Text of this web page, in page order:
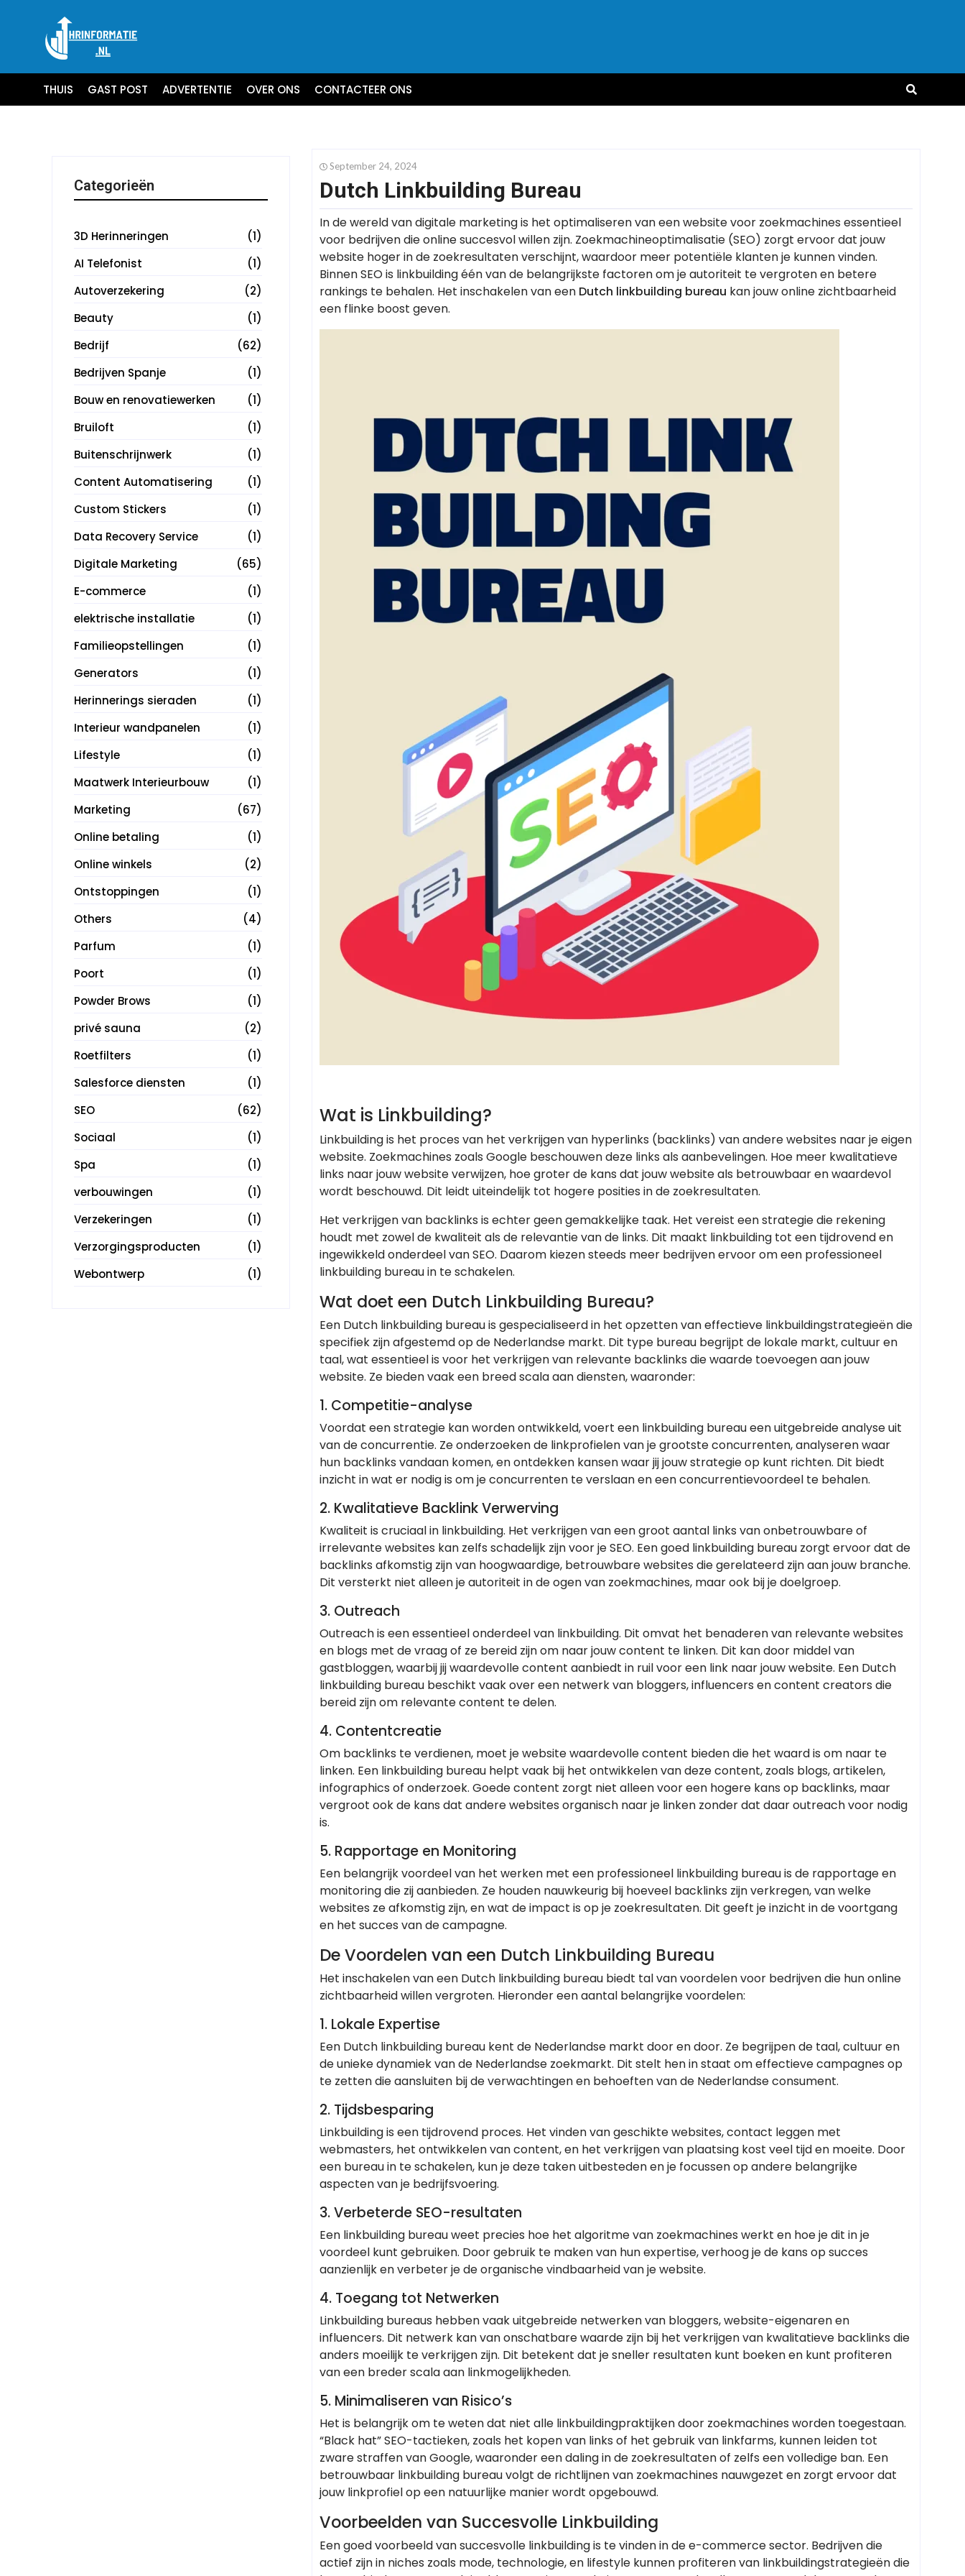
THUIS GAST POST ADVERTENTIE OVER ONS CONTACTEER ONS
Categorieën
3D Herinneringen
(1)
AI Telefonist
(1)
Autoverzekering
(2)
Beauty
(1)
Bedrijf
(62)
Bedrijven Spanje
(1)
Bouw en renovatiewerken
(1)
Bruiloft
(1)
Buitenschrijnwerk
(1)
Content Automatisering
(1)
Custom Stickers
(1)
Data Recovery Service
(1)
Digitale Marketing
(65)
E-commerce
(1)
elektrische installatie
(1)
Familieopstellingen
(1)
Generators
(1)
Herinnerings sieraden
(1)
Interieur wandpanelen
(1)
Lifestyle
(1)
Maatwerk Interieurbouw
(1)
Marketing
(67)
Online betaling
(1)
Online winkels
(2)
Ontstoppingen
(1)
Others
(4)
Parfum
(1)
Poort
(1)
Powder Brows
(1)
privé sauna
(2)
Roetfilters
(1)
Salesforce diensten
(1)
SEO
(62)
Sociaal
(1)
Spa
(1)
verbouwingen
(1)
Verzekeringen
(1)
Verzorgingsproducten
(1)
Webontwerp
(1)
September 24, 2024
Dutch Linkbuilding Bureau
In de wereld van digitale marketing is het optimaliseren van een website voor zoekmachines essentieel
voor bedrijven die online succesvol willen zijn. Zoekmachineoptimalisatie (SEO) zorgt ervoor dat jouw
website hoger in de zoekresultaten verschijnt, waardoor meer potentiële klanten je kunnen vinden.
Binnen SEO is linkbuilding één van de belangrijkste factoren om je autoriteit te vergroten en betere
rankings te behalen. Het inschakelen van een Dutch linkbuilding bureau kan jouw online zichtbaarheid
een flinke boost geven.
Wat is Linkbuilding?
Linkbuilding is het proces van het verkrijgen van hyperlinks (backlinks) van andere websites naar je eigen
website. Zoekmachines zoals Google beschouwen deze links als aanbevelingen. Hoe meer kwalitatieve
links naar jouw website verwijzen, hoe groter de kans dat jouw website als betrouwbaar en waardevol
wordt beschouwd. Dit leidt uiteindelijk tot hogere posities in de zoekresultaten.
Het verkrijgen van backlinks is echter geen gemakkelijke taak. Het vereist een strategie die rekening
houdt met zowel de kwaliteit als de relevantie van de links. Dit maakt linkbuilding tot een tijdrovend en
ingewikkeld onderdeel van SEO. Daarom kiezen steeds meer bedrijven ervoor om een professioneel
linkbuilding bureau in te schakelen.
Wat doet een Dutch Linkbuilding Bureau?
Een Dutch linkbuilding bureau is gespecialiseerd in het opzetten van effectieve linkbuildingstrategieën die
specifiek zijn afgestemd op de Nederlandse markt. Dit type bureau begrijpt de lokale markt, cultuur en
taal, wat essentieel is voor het verkrijgen van relevante backlinks die waarde toevoegen aan jouw
website. Ze bieden vaak een breed scala aan diensten, waaronder:
1. Competitie-analyse
Voordat een strategie kan worden ontwikkeld, voert een linkbuilding bureau een uitgebreide analyse uit
van de concurrentie. Ze onderzoeken de linkprofielen van je grootste concurrenten, analyseren waar
hun backlinks vandaan komen, en ontdekken kansen waar jij jouw strategie op kunt richten. Dit biedt
inzicht in wat er nodig is om je concurrenten te verslaan en een concurrentievoordeel te behalen.
2. Kwalitatieve Backlink Verwerving
Kwaliteit is cruciaal in linkbuilding. Het verkrijgen van een groot aantal links van onbetrouwbare of
irrelevante websites kan zelfs schadelijk zijn voor je SEO. Een goed linkbuilding bureau zorgt ervoor dat de
backlinks afkomstig zijn van hoogwaardige, betrouwbare websites die gerelateerd zijn aan jouw branche.
Dit versterkt niet alleen je autoriteit in de ogen van zoekmachines, maar ook bij je doelgroep.
3. Outreach
Outreach is een essentieel onderdeel van linkbuilding. Dit omvat het benaderen van relevante websites
en blogs met de vraag of ze bereid zijn om naar jouw content te linken. Dit kan door middel van
gastbloggen, waarbij jij waardevolle content aanbiedt in ruil voor een link naar jouw website. Een Dutch
linkbuilding bureau beschikt vaak over een netwerk van bloggers, influencers en content creators die
bereid zijn om relevante content te delen.
4. Contentcreatie
Om backlinks te verdienen, moet je website waardevolle content bieden die het waard is om naar te
linken. Een linkbuilding bureau helpt vaak bij het ontwikkelen van deze content, zoals blogs, artikelen,
infographics of onderzoek. Goede content zorgt niet alleen voor een hogere kans op backlinks, maar
vergroot ook de kans dat andere websites organisch naar je linken zonder dat daar outreach voor nodig
is.
5. Rapportage en Monitoring
Een belangrijk voordeel van het werken met een professioneel linkbuilding bureau is de rapportage en
monitoring die zij aanbieden. Ze houden nauwkeurig bij hoeveel backlinks zijn verkregen, van welke
websites ze afkomstig zijn, en wat de impact is op je zoekresultaten. Dit geeft je inzicht in de voortgang
en het succes van de campagne.
De Voordelen van een Dutch Linkbuilding Bureau
Het inschakelen van een Dutch linkbuilding bureau biedt tal van voordelen voor bedrijven die hun online
zichtbaarheid willen vergroten. Hieronder een aantal belangrijke voordelen:
1. Lokale Expertise
Een Dutch linkbuilding bureau kent de Nederlandse markt door en door. Ze begrijpen de taal, cultuur en
de unieke dynamiek van de Nederlandse zoekmarkt. Dit stelt hen in staat om effectieve campagnes op
te zetten die aansluiten bij de verwachtingen en behoeften van de Nederlandse consument.
2. Tijdsbesparing
Linkbuilding is een tijdrovend proces. Het vinden van geschikte websites, contact leggen met
webmasters, het ontwikkelen van content, en het verkrijgen van plaatsing kost veel tijd en moeite. Door
een bureau in te schakelen, kun je deze taken uitbesteden en je focussen op andere belangrijke
aspecten van je bedrijfsvoering.
3.Verbeterde SEO-resultaten
Een linkbuilding bureau weet precies hoe het algoritme van zoekmachines werkt en hoe je dit in je
voordeel kunt gebruiken. Door gebruik te maken van hun expertise, verhoog je de kans op succes
aanzienlijk en verbeter je de organische vindbaarheid van je website.
4. Toegang tot Netwerken
Linkbuilding bureaus hebben vaak uitgebreide netwerken van bloggers, website-eigenaren en
influencers. Dit netwerk kan van onschatbare waarde zijn bij het verkrijgen van kwalitatieve backlinks die
anders moeilijk te verkrijgen zijn. Dit betekent dat je sneller resultaten kunt boeken en kunt profiteren
van een breder scala aan linkmogelijkheden.
5. Minimaliseren van Risico’s
Het is belangrijk om te weten dat niet alle linkbuildingpraktijken door zoekmachines worden toegestaan.
“Black hat” SEO-tactieken, zoals het kopen van links of het gebruik van linkfarms, kunnen leiden tot
zware straffen van Google, waaronder een daling in de zoekresultaten of zelfs een volledige ban. Een
betrouwbaar linkbuilding bureau volgt de richtlijnen van zoekmachines nauwgezet en zorgt ervoor dat
jouw linkprofiel op een natuurlijke manier wordt opgebouwd.
Voorbeelden van Succesvolle Linkbuilding
Een goed voorbeeld van succesvolle linkbuilding is te vinden in de e-commerce sector. Bedrijven die
actief zijn in niches zoals mode, technologie, en lifestyle kunnen profiteren van linkbuildingstrategieën die